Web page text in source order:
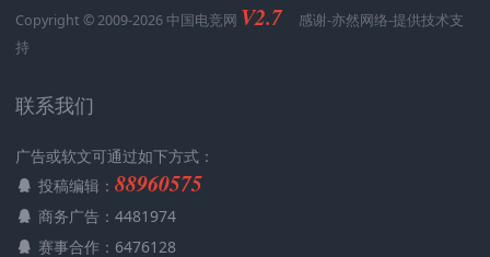
Copyright © 2009-2026 中国电竞网 V2.7 感谢-亦然网络-提供技术支
持
联系我们
广告或软文可通过如下方式：
投稿编辑： 88960575
商务广告：4481974
赛事合作：6476128